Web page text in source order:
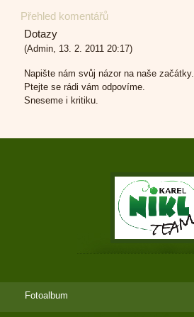
Přehled komentářů
Dotazy
(Admin, 13. 2. 2011 20:17)
Napište nám svůj názor na naše začátky.
Ptejte se rádi vám odpovíme.
Sneseme i kritiku.
Fotoalbum